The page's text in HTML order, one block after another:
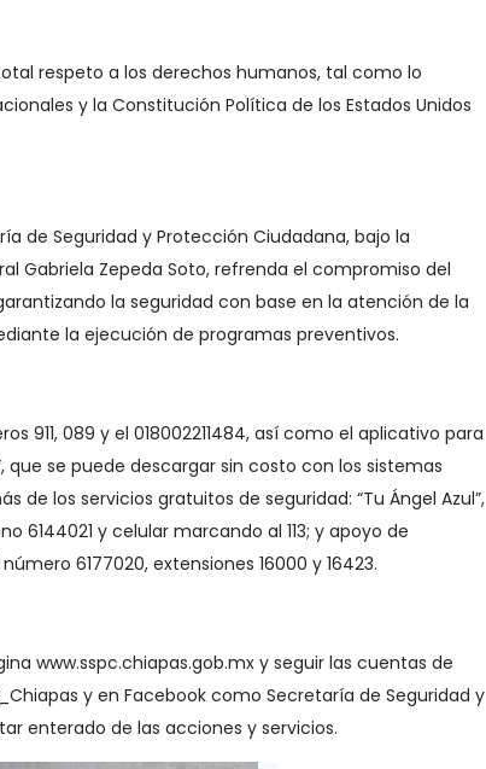
respeto a los derechos humanos, tal como lo
y la Constitución Política de los Estados Unidos
de Seguridad y Protección Ciudadana, bajo la
Gabriela Zepeda Soto, refrenda el compromiso del
la seguridad con base en la atención de la
la ejecución de programas preventivos.
911, 089 y el 018002211484, así como el aplicativo para
que se puede descargar sin costo con los sistemas
de los servicios gratuitos de seguridad: “Tu Ángel Azul”,
6144021 y celular marcando al 113; y apoyo de
6177020, extensiones 16000 y 16423.
www.sspc.chiapas.gob.mx y seguir las cuentas de
y en Facebook como Secretaría de Seguridad y
enterado de las acciones y servicios.